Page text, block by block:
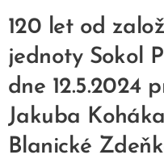
120 let od
jednoty Sokol
dne 12.5.2024
Jakuba
Blanické